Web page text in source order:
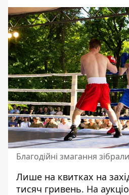
Благодійні змагання
Лише на квитках на
тисяч гривень. На